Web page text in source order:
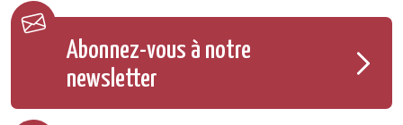
Abonnez-vous à notre
newsletter